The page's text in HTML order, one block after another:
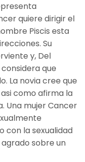
quiere dirigir el
Piscis esta
Su
y, Del
que
La novia cree que
como afirma la
Una mujer Cancer
con la sexualidad
sobre un